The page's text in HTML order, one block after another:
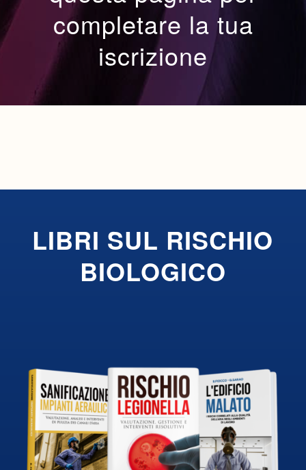
completare la tua
iscrizione
LIBRI SUL RISCHIO
BIOLOGICO